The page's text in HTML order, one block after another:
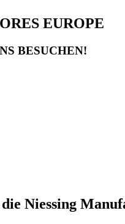
EUROPE
BESUCHEN!
Niessing